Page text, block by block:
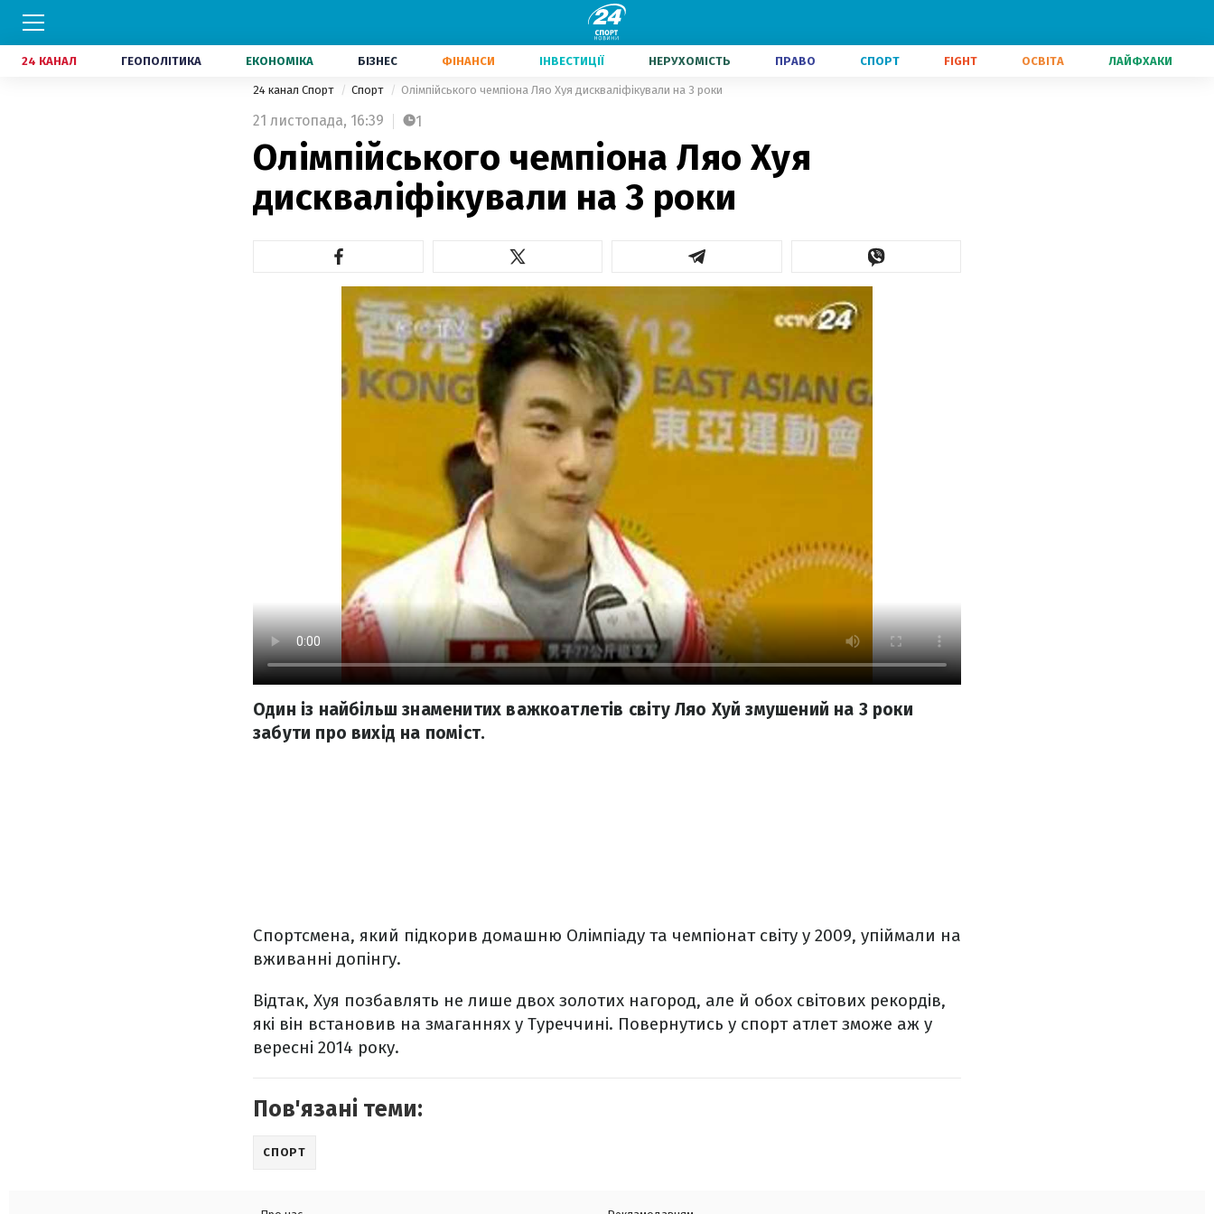
24 КАНАЛ ГЕОПОЛІТИКА ЕКОНОМІКА БІЗНЕС ФІНАНСИ ІНВЕСТИЦІЇ НЕРУХОМІСТЬ ПРАВО СПОРТ FIGHT ОСВІТА ЛАЙФХАКИ
24 канал Спорт Спорт Олімпійського чемпіона Ляо Хуя дискваліфікували на 3 роки
21 листопада, 16:39 1
Олімпійського чемпіона Ляо Хуя
дискваліфікували на 3 роки
Один із найбільш знаменитих важкоатлетів світу Ляо Хуй змушений на 3 роки
забути про вихід на поміст.
Спортсмена, який підкорив домашню Олімпіаду та чемпіонат світу у 2009, упіймали на
вживанні допінгу.
Відтак, Хуя позбавлять не лише двох золотих нагород, але й обох світових рекордів,
які він встановив на змаганнях у Туреччині. Повернутись у спорт атлет зможе аж у
вересні 2014 року.
Пов'язані теми:
СПОРТ